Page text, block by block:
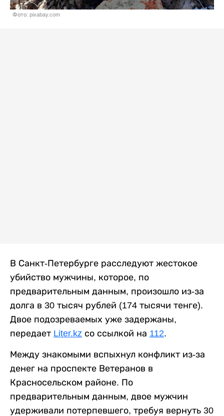
Фото: pixabay.com
В Санкт-Петербурге расследуют жестокое
убийство мужчины, которое, по
предварительным данным, произошло из-за
долга в 30 тысяч рублей (174 тысячи тенге).
Двое подозреваемых уже задержаны,
передает Liter.kz со ссылкой на 112.
Между знакомыми вспыхнул конфликт из-за
денег на проспекте Ветеранов в
Красносельском районе. По
предварительным данным, двое мужчин
удерживали потерпевшего, требуя вернуть 30